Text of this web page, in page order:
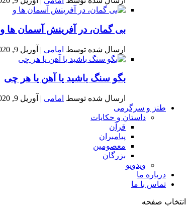
بى گمان، در آفرينش آسمان ها و
ارسال شده توسط امامی | آوریل 9, 2020
بگو سنگ باشید یا آهن یا هر چی
ارسال شده توسط امامی | آوریل 9, 2020
طنز و سرگرمی
داستان و حکایات
قرآن
پیامبران
معصومین
بزرگان
ویدویو
درباره ما
تماس با ما
انتخاب صفحه